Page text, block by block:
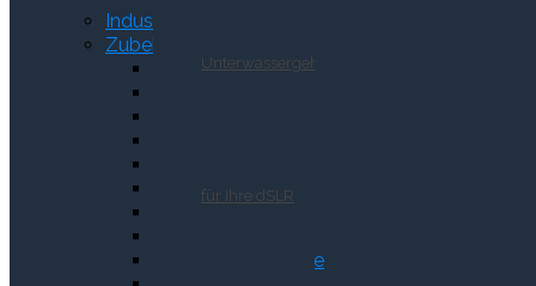
Unterwassergehäuse
für Ihre dSLR
Industrie
Zubehör
AV110 Adapter
BS7 Softblei
Stativ-Bodenplatte